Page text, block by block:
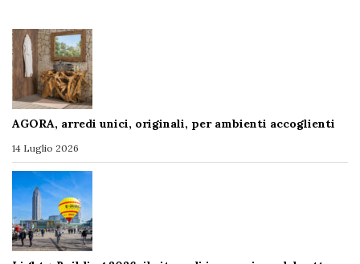
AGORA, arredi unici, originali, per ambienti accoglienti
14 Luglio 2026